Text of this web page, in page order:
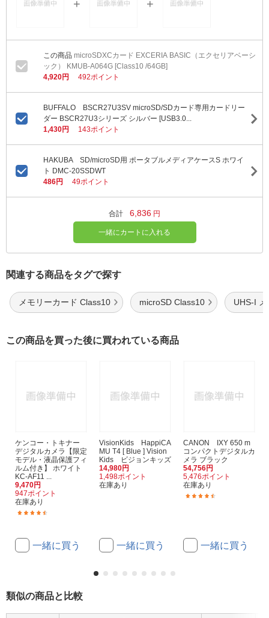
microSDXCカード EXCERIA BASIC（エクセリアベーシ
ック） KMUB-A064G [Class10 /64GB]
4,920円
492ポイント
BUFFALO BSCR27U3SV microSD/SDカード専用カードリー
ダー BSCR27U3シリーズ シルバー [USB3.0...
1,430円
143ポイント
HAKUBA SD/microSD用 ポータブルメディアケースS ホワイ
ト DMC-20SSDWT
486円
49ポイント
合計 6,836 円
一緒にカートに入れる
関連する商品をタグで探す
メモリーカード Class10 microSD Class10 UHS-I
この商品を買った後に買われている商品
ケンコー・トキナー
デジタルカメラ【限定
モデル・液晶保護フィ
ルム付き】 ホワイト
KC-AF11 ...
9,470円
947ポイント
在庫あり
一緒に買う
VisionKids HappiCA
MU T4 [ Blue ] Vision
Kids ビジョンキッズ
14,980円
1,498ポイント
在庫あり
一緒に買う
CANON IXY 650 m
コンパクトデジタルカ
メラ ブラック
54,756円
5,476ポイント
在庫あり
一緒に買う
類似の商品と比較